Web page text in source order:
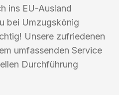
ins EU-Ausland
bei Umzugskönig
Unsere zufriedenen
umfassenden Service
Durchführung